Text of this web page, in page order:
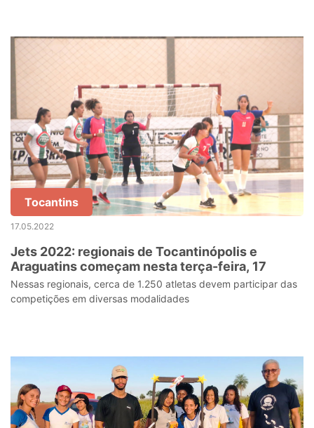
Tocantins
17.05.2022
Jets 2022: regionais de Tocantinópolis e
Araguatins começam nesta terça-feira, 17
Nessas regionais, cerca de 1.250 atletas devem participar das
competições em diversas modalidades